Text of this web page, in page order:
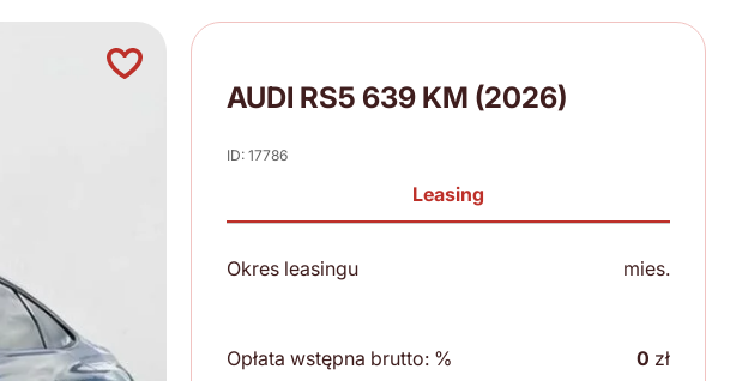
AUDI RS5 639 KM (2026)
ID: 17786
Leasing
Okres leasingu mies.
Opłata wstępna brutto: % 0 zł